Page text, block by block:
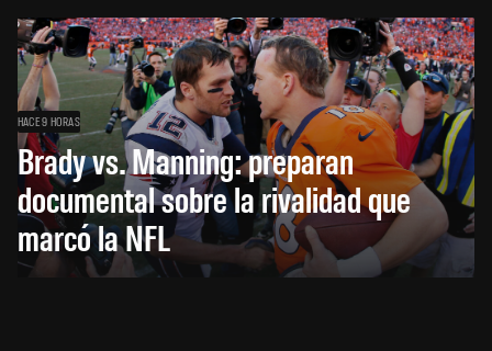
HACE 9 HORAS
Brady vs. Manning: preparan
documental sobre la rivalidad que
marcó la NFL